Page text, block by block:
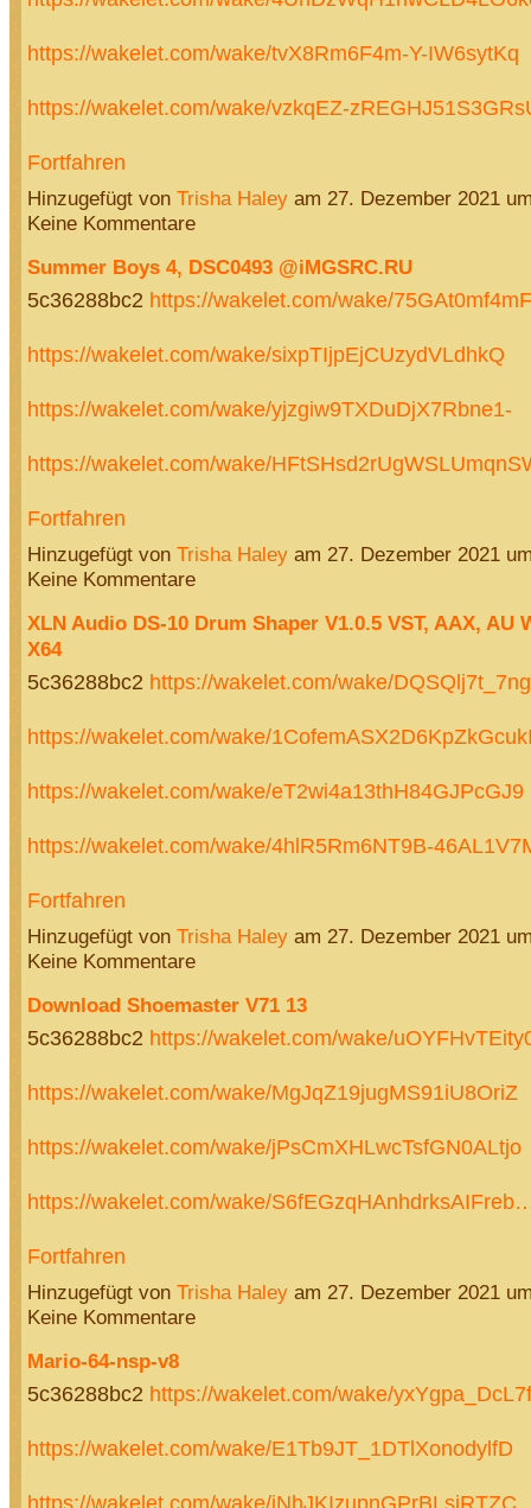
https://wakelet.com/wake/tvX8Rm6F4m-Y-IW6sytKq
https://wakelet.com/wake/vzkqEZ-
Fortfahren
Hinzugefügt von Trisha Haleyam 27. Dezember 2021
Keine Kommentare
Summer Boys 4, DSC0493 @iMGSRC.RU
5c36288bc2 https://wakelet.com/wake/
https://wakelet.com/wake/sixpTIjpEjCUzydVLdhkQ
https://wakelet.com/wake/yjzgiw9TXDuDjX7Rbne1-
https://wakelet.com/wake/
Fortfahren
Hinzugefügt von Trisha Haleyam 27. Dezember 2021
Keine Kommentare
XLN Audio DS-10 Drum Shaper V1.0.5 VST, AAX, AU
X64
5c36288bc2 https://wakelet.com/wake/
https://wakelet.com/wake/
https://wakelet.com/wake/eT2wi4a13thH84GJPcGJ9
https://wakelet.com/wake/4hlR5Rm6NT9B-
Fortfahren
Hinzugefügt von Trisha Haleyam 27. Dezember 2021
Keine Kommentare
Download Shoemaster V71 13
5c36288bc2 https://wakelet.com/wake/
https://wakelet.com/wake/MgJqZ19jugMS91iU8OriZ
https://wakelet.com/wake/jPsCmXHLwcTsfGN0ALtjo
https://wakelet.com/wake/
Fortfahren
Hinzugefügt von Trisha Haleyam 27. Dezember 2021
Keine Kommentare
Mario-64-nsp-v8
5c36288bc2 https://wakelet.com/wake/
https://wakelet.com/wake/E1Tb9JT_1DTlXonodylfD
https://wakelet.com/wake/iNhJKIzupnGPrBLsjRTZC